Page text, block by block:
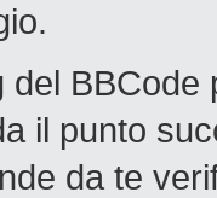
del
il punto
da te